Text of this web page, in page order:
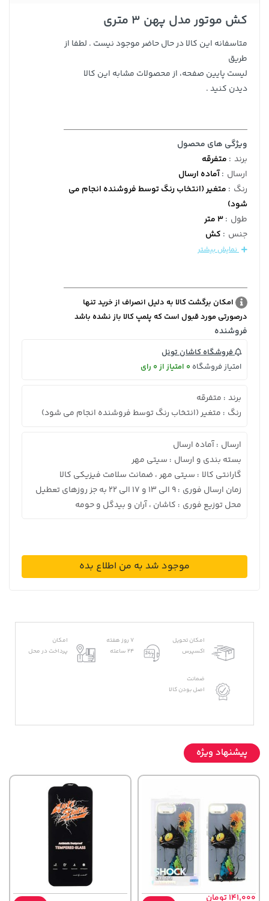
کش موتور مدل پهن 3 متری
متاسفانه این کالا در حال حاضر موجود نیست . لطفا از
طریق
لیست پایین صفحه، از محصولات مشابه این کالا
دیدن کنید .
ویژگی های محصول
برند : متفرقه
ارسال :آماده ارسال
رنگ : متغیر (انتخاب رنگ توسط فروشنده انجام می
شود)
طول :3 متر
جنس : کش
نمایش بیشتر
امکان برگشت کالا به دلیل انصراف از خرید تنها
درصورتی مورد قبول است که پلمپ کالا باز نشده باشد
فروشنده
فروشگاه کاشان تونل
امتیاز فروشگاه 0 امتیاز از 0 رای
برند : متفرقه
رنگ : متغیر (انتخاب رنگ توسط فروشنده انجام می شود)
ارسال : آماده ارسال
بسته بندی و ارسال : سیتی مهر
گارانتی کالا : سیتی مهر ، ضمانت سلامت فیزیکی کالا
زمان ارسال فوری : 9 الی 13 و 17 الی 22 به جز روزهای تعطیل
محل توزیع فوری : کاشان ، آران و بیدگل و حومه
موجود شد به من اطلاع بده
امکان تحویل
اکسپرس
7 روز هفته
24 ساعته
امکان
پرداخت در محل
ضمانت
اصل بودن کالا
پیشنهاد ویژه
141,000 تومان